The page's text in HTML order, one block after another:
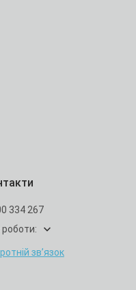
334 267
зв’язок